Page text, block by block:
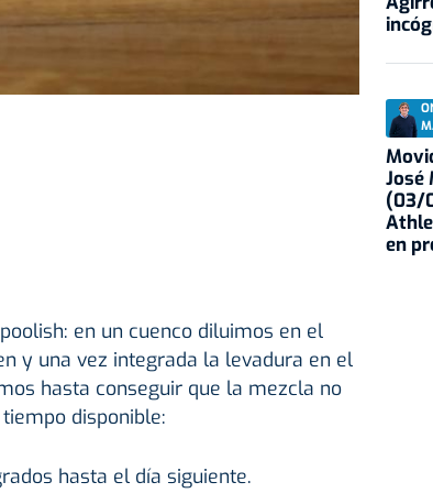
en un cuenco diluimos en el
y una vez integrada la levadura en el
hasta conseguir que la mezcla no
disponible:
hasta el día siguiente.
José
(03/
en